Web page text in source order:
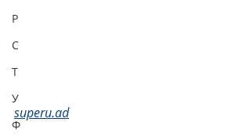
Р
С
Т
У
Ф
superu.ad